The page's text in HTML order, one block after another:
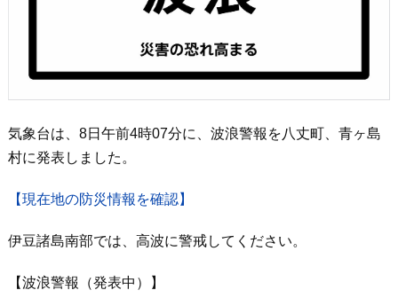
気象台は、8日午前4時07分に、波浪警報を八丈町、青ヶ島
村に発表しました。
【現在地の防災情報を確認】
伊豆諸島南部では、高波に警戒してください。
【波浪警報（発表中）】